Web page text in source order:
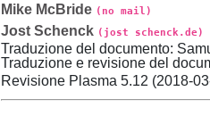
Mike McBride (no mail)
Jost Schenck (jost schenck.de)
Traduzione del documento:
Traduzione e revisione del
Revisione Plasma 5.12 (2018-